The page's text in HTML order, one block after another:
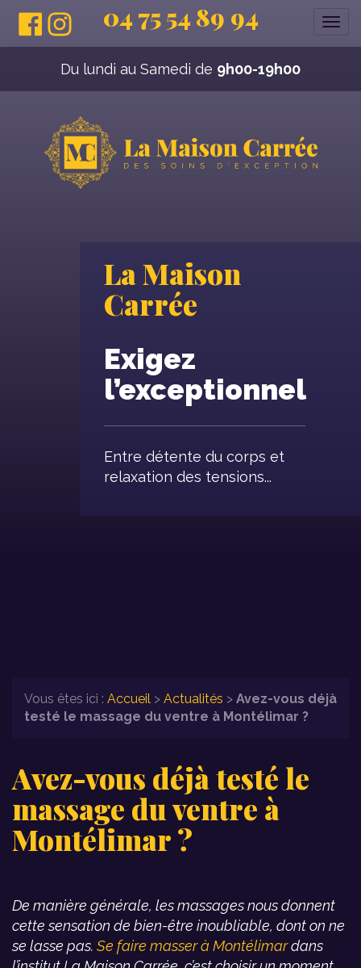
La Maison
Carrée
Exigez
l’exceptionnel
Entre détente du corps et
relaxation des tensions...
la
04 75 54 89 94
Du lundi au Samedi de 9h00-19h00
Vous êtes ici : Accueil > Actualités > Avez-vous déjà
testé le massage du ventre à Montélimar ?
Avez-vous déjà testé le
massage du ventre à
Montélimar ?
De manière générale, les massages nous donnent
cette sensation de bien-être inoubliable, dont on ne
se lasse pas. Se faire masser à Montélimardans